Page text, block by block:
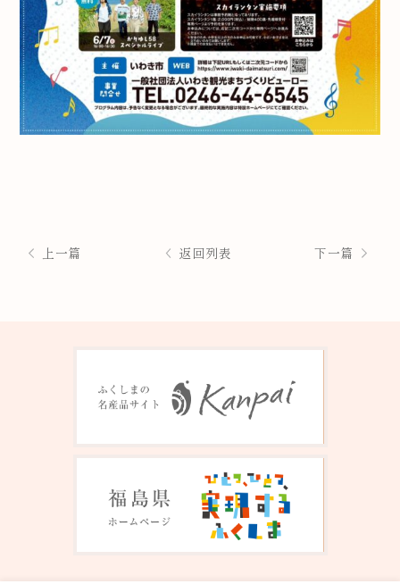
上一篇 返回列表 下一篇